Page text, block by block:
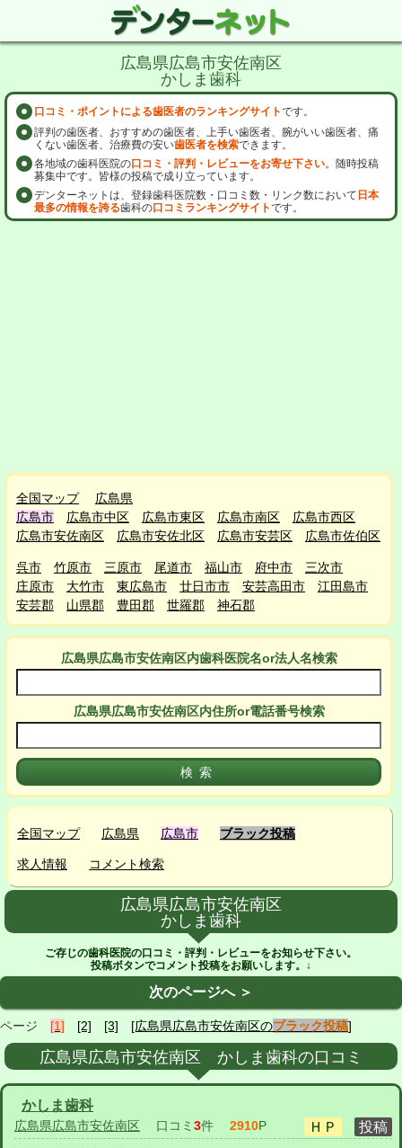
広島県広島市安佐南区
かしま歯科
口コミ・ポイントによる歯医者のランキングサイトです。
評判の歯医者、おすすめの歯医者、上手い歯医者、腕がいい歯医者、痛
くない歯医者、治療費の安い歯医者を検索できます。
各地域の歯科医院の口コミ・評判・レビューをお寄せ下さい。随時投稿
募集中です。皆様の投稿で成り立っています。
デンターネットは、登録歯科医院数・口コミ数・リンク数において 日本
最多の情報を誇る歯科の口コミランキングサイトです。
全国マップ
広島県
広島市
広島市中区 広島市東区 広島市南区
広島市西区
広島市安佐南区
広島市安佐北区 広島市安芸区 広島市佐伯区
呉市 竹原市 三原市 尾道市 福山市 府中市
三次市
庄原市
大竹市 東広島市 廿日市市 安芸高田市
江田島市
安芸郡
山県郡 豊田郡 世羅郡 神石郡
広島県広島市安佐南区内歯科医院名or法人名検索
広島県広島市安佐南区内住所or電話番号検索
全国マップ 広島県 広島市 ブラック投稿
求人情報 コメント検索
広島県広島市安佐南区
かしま歯科
ご存じの歯科医院の口コミ・評判・レビューをお知らせ下さい。
投稿ボタンでコメント投稿をお願いします。↓
次のページへ ＞
ページ [1] [2] [3] [広島県広島市安佐南区のブラック投稿]
広島県広島市安佐南区 かしま歯科の口コミ
かしま歯科
広島県広島市安佐南区 口コミ 3件 2910P